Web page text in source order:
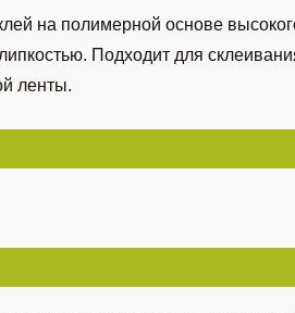
на полимерной основе
Подходит для
ленты.